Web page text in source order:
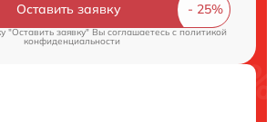
Оставить заявку
"Оставить заявку" Вы соглашаетесь c политикой
конфиденциальности